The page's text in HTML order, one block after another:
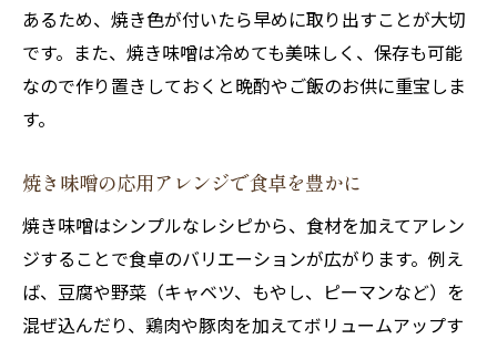
あるため、焼き色が付いたら早めに取り出すことが大切
です。また、焼き味噌は冷めても美味しく、保存も可能
なので作り置きしておくと晩酌やご飯のお供に重宝しま
す。
焼き味噌の応用アレンジで食卓を豊かに
焼き味噌はシンプルなレシピから、食材を加えてアレン
ジすることで食卓のバリエーションが広がります。例え
ば、豆腐や野菜（キャベツ、もやし、ピーマンなど）を
混ぜ込んだり、鶏肉や豚肉を加えてボリュームアップす